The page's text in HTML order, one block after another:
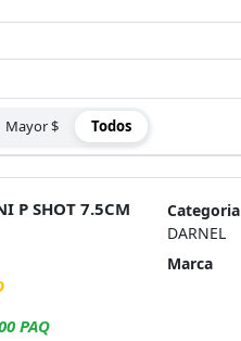
Mayor $ Todos
P SHOT 7.5CM
PAQ
Categoria
DARNEL
Marca